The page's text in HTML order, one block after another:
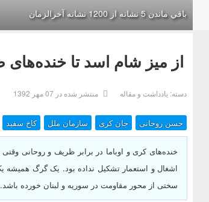
باقي ماندن 5 نشانه از 1200 نشانه‌ آخرالزمان
از میز شام اسد تا
دسته: یادداشت و مقاله منتشر شده در 07 مهر 1392
حسن روحانی جان کری سازمان ملل کاخ سفید
خنده‌های کری و اوباما در برابر ظریف و روحانی
اشغال و استعمار تشکیل نداده بود. یک گرگ
سختی از محور مقاومت در سوریه و لبنان خورده